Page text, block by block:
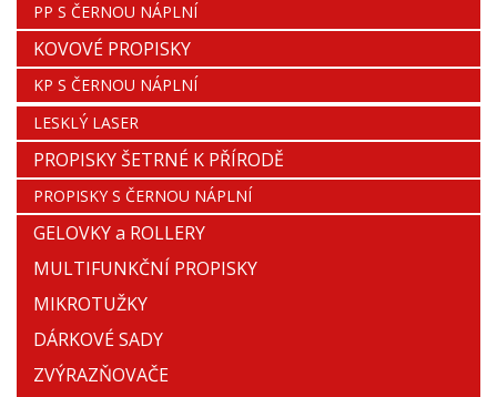
PP S ČERNOU NÁPLNÍ
KOVOVÉ PROPISKY
KP S ČERNOU NÁPLNÍ
LESKLÝ LASER
PROPISKY ŠETRNÉ K PŘÍRODĚ
PROPISKY S ČERNOU NÁPLNÍ
GELOVKY a ROLLERY
MULTIFUNKČNÍ PROPISKY
MIKROTUŽKY
DÁRKOVÉ SADY
ZVÝRAZŇOVAČE